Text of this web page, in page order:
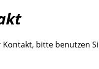
bitte benutzen